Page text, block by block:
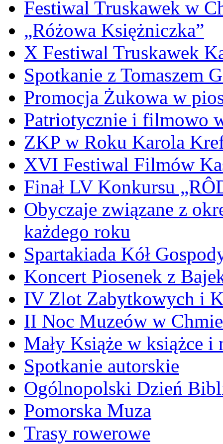
Festiwal Truskawek w
„Różowa Księżniczka”
X Festiwal Truskawek
Spotkanie z Tomaszem
Promocja Żukowa w
Patriotycznie i filmowo
ZKP w Roku Karola
XVI Festiwal Filmów
Finał LV Konkursu
Obyczaje związane z
każdego roku
Spartakiada Kół
Koncert Piosenek z
IV Zlot Zabytkowych i
II Noc Muzeów w
Mały Książe w książce i
Spotkanie autorskie
Ogólnopolski Dzień
Pomorska Muza
Trasy rowerowe